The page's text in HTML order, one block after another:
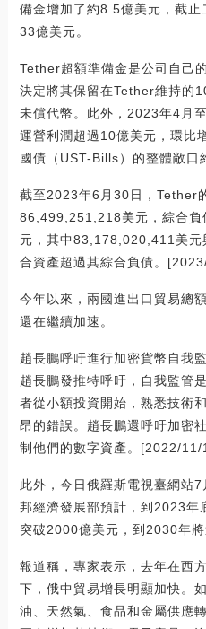
備金增加了約8.5億美元，截
33億美元。
Tether超額準備金是公司自己
決定將其保留在Tether維持的
未償代幣。此外，2023年4月
運營利潤超過10億美元，環比
國債（UST-Bills）的整體敞口
截至2023年6月30日，Tether
86,499,251,218美元，綜合
元，其中83,178,020,411美元
合資產超過其綜合負債。
今年以來，兩國進出口貿易總
還在繼續加速。
趙長鵬呼吁進行加密貨幣自我
趙長鵬發推特呼吁，自我監管
者從小額投資開始，熟悉技術
昂的錯誤。趙長鵬還呼吁加密
制他們的數字資產。[2022/
此外，今日俄羅斯電視臺網站
邦經濟發展部預計，到2023年
突破2000億美元，到2030年將
報道稱，專家表示，去年在西
下，俄中貿易增長明顯加快。
油、天然氣、食品和金屬供應